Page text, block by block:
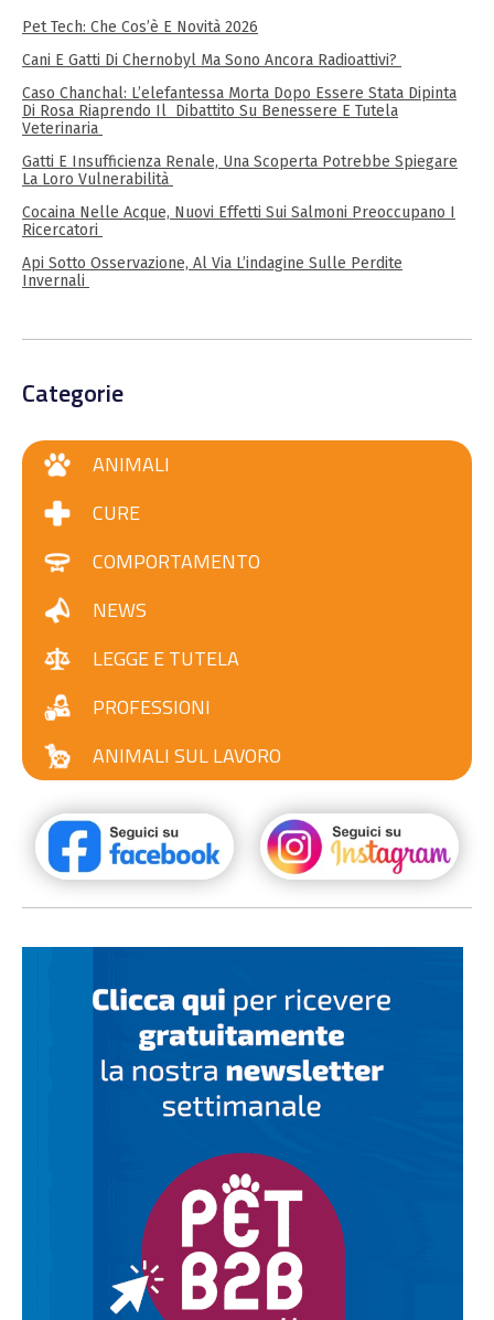
Pet Tech: Che Cos’è E Novità 2026
Cani E Gatti Di Chernobyl Ma Sono Ancora Radioattivi?
Caso Chanchal: L’elefantessa Morta Dopo Essere Stata Dipinta
Di Rosa Riaprendo Il Dibattito Su Benessere E Tutela
Veterinaria
Gatti E Insufficienza Renale, Una Scoperta Potrebbe Spiegare
La Loro Vulnerabilità
Cocaina Nelle Acque, Nuovi Effetti Sui Salmoni Preoccupano I
Ricercatori
Api Sotto Osservazione, Al Via L’indagine Sulle Perdite
Invernali
Categorie
ANIMALI
CURE
COMPORTAMENTO
NEWS
LEGGE E TUTELA
PROFESSIONI
ANIMALI SUL LAVORO